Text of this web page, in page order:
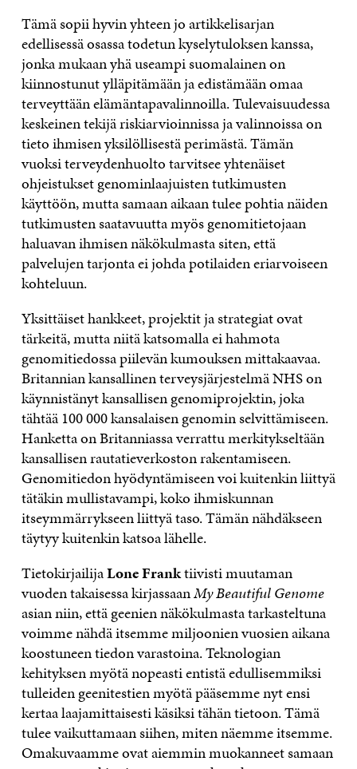
Tämä sopii hyvin yhteen jo artikkelisarjan
edellisessä osassa todetun kyselytuloksen kanssa,
jonka mukaan yhä useampi suomalainen on
kiinnostunut ylläpitämään ja edistämään omaa
terveyttään elämäntapavalinnoilla. Tulevaisuudessa
keskeinen tekijä riskiarvioinnissa ja valinnoissa on
tieto ihmisen yksilöllisestä perimästä. Tämän
vuoksi terveydenhuolto tarvitsee yhtenäiset
ohjeistukset genominlaajuisten tutkimusten
käyttöön, mutta samaan aikaan tulee pohtia näiden
tutkimusten saatavuutta myös genomitietojaan
haluavan ihmisen näkökulmasta siten, että
palvelujen tarjonta ei johda potilaiden eriarvoiseen
kohteluun.
Yksittäiset hankkeet, projektit ja strategiat ovat
tärkeitä, mutta niitä katsomalla ei hahmota
genomitiedossa piilevän kumouksen mittakaavaa.
Britannian kansallinen terveysjärjestelmä NHS on
käynnistänyt kansallisen genomiprojektin, joka
tähtää 100 000 kansalaisen genomin selvittämiseen.
Hanketta on Britanniassa verrattu merkitykseltään
kansallisen rautatieverkoston rakentamiseen.
Genomitiedon hyödyntämiseen voi kuitenkin liittyä
tätäkin mullistavampi, koko ihmiskunnan
itseymmärrykseen liittyä taso. Tämän nähdäkseen
täytyy kuitenkin katsoa lähelle.
TietokirjailijaLone Franktiivisti muutaman
vuoden takaisessa kirjassaanMy Beautiful Genome
asian niin, että geenien näkökulmasta tarkasteltuna
voimme nähdä itsemme miljoonien vuosien aikana
koostuneen tiedon varastoina. Teknologian
kehityksen myötä nopeasti entistä edullisemmiksi
tulleiden geenitestien myötä pääsemme nyt ensi
kertaa laajamittaisesti käsiksi tähän tietoon. Tämä
tulee vaikuttamaan siihen, miten näemme itsemme.
Omakuvaamme ovat aiemmin muokanneet samaan